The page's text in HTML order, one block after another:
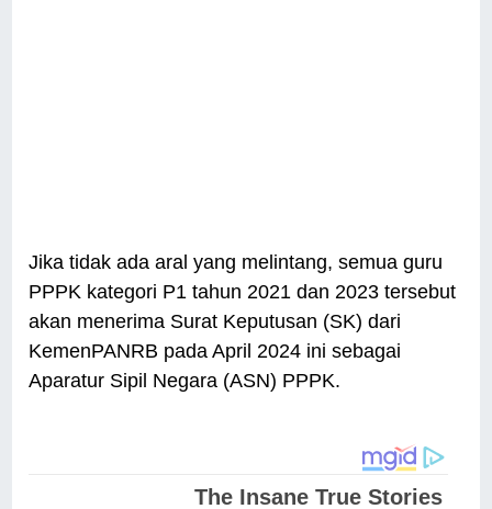
Jika tidak ada aral yang melintang, semua guru
PPPK kategori P1 tahun 2021 dan 2023 tersebut
akan menerima Surat Keputusan (SK) dari
KemenPANRB pada April 2024 ini sebagai
Aparatur Sipil Negara (ASN) PPPK.